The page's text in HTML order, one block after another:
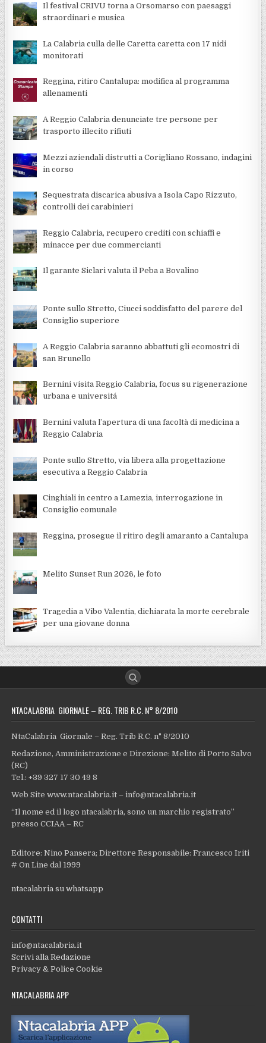
Il festival CRIVU torna a Orsomarso con paesaggi
straordinari e musica
La Calabria culla delle Caretta caretta con 17 nidi
monitorati
Reggina, ritiro Cantalupa: modifica al programma
allenamenti
A Reggio Calabria denunciate tre persone per
trasporto illecito rifiuti
Mezzi aziendali distrutti a Corigliano Rossano, indagini
in corso
Sequestrata discarica abusiva a Isola Capo Rizzuto,
controlli dei carabinieri
Reggio Calabria, recupero crediti con schiaffi e
minacce per due commercianti
Il garante Siclari valuta il Peba a Bovalino
Ponte sullo Stretto, Ciucci soddisfatto del parere del
Consiglio superiore
A Reggio Calabria saranno abbattuti gli ecomostri di
san Brunello
Bernini visita Reggio Calabria, focus su rigenerazione
urbana e universitá
Bernini valuta l’apertura di una facoltà di medicina a
Reggio Calabria
Ponte sullo Stretto, via libera alla progettazione
esecutiva a Reggio Calabria
Cinghiali in centro a Lamezia, interrogazione in
Consiglio comunale
Reggina, prosegue il ritiro degli amaranto a Cantalupa
Melito Sunset Run 2026, le foto
Tragedia a Vibo Valentia, dichiarata la morte cerebrale
per una giovane donna
NTACALABRIA GIORNALE – REG. TRIB R.C. N° 8/2010
NtaCalabria Giornale – Reg. Trib R.C. n° 8/2010
Redazione, Amministrazione e Direzione: Melito di Porto Salvo
(RC)
Tel.: +39 327 17 30 49 8
Web Site www.ntacalabria.it – info@ntacalabria.it
“Il nome ed il logo ntacalabria, sono un marchio registrato”
presso CCIAA – RC
Editore: Nino Pansera; Direttore Responsabile: Francesco Iriti
# On Line dal 1999
ntacalabria su whatsapp
CONTATTI
info@ntacalabria.it
Scrivi alla Redazione
Privacy & Police Cookie
NTACALABRIA APP